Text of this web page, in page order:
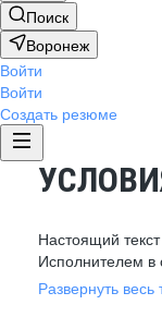
Поиск
Воронеж
Войти
Войти
Создать резюме
Настоящий
Исполнителем в
Развернуть весь